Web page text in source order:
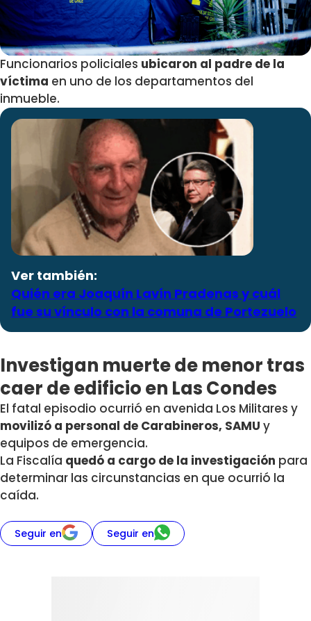
Funcionarios policiales ubicaron al padre de la
víctima en uno de los departamentos del
inmueble.
Ver también:
Quién era Joaquín Lavín Pradenas y cuál
fue su vínculo con la comuna de Portezuelo
Investigan muerte de menor tras
caer de edificio en Las Condes
El fatal episodio ocurrió en avenida Los Militares y
movilizó a personal de Carabineros, SAMU y
equipos de emergencia.
La Fiscalía quedó a cargo de la investigación para
determinar las circunstancias en que ocurrió la
caída.
Seguir en Seguir en